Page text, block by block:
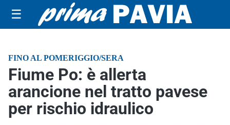
☰
FINO AL POMERIGGIO/SERA
Fiume Po: è allerta
arancione nel tratto pavese
per rischio idraulico